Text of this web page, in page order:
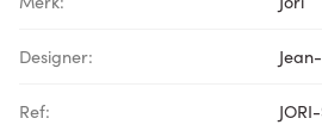
Designer:
Ref: